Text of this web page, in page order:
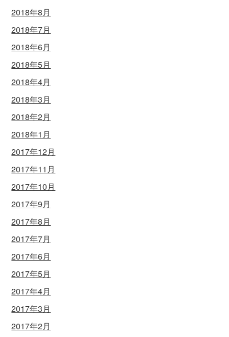
2018年8月
2018年7月
2018年6月
2018年5月
2018年4月
2018年3月
2018年2月
2018年1月
2017年12月
2017年11月
2017年10月
2017年9月
2017年8月
2017年7月
2017年6月
2017年5月
2017年4月
2017年3月
2017年2月